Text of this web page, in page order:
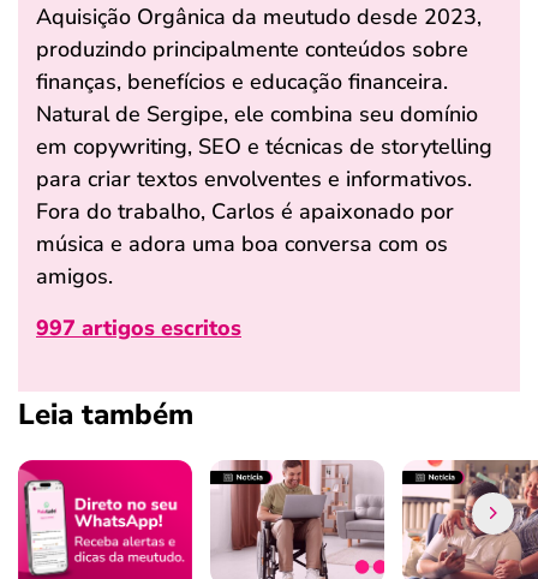
Aquisição Orgânica da meutudo desde 2023,
produzindo principalmente conteúdos sobre
finanças, benefícios e educação financeira.
Natural de Sergipe, ele combina seu domínio
em copywriting, SEO e técnicas de storytelling
para criar textos envolventes e informativos.
Fora do trabalho, Carlos é apaixonado por
música e adora uma boa conversa com os
amigos.
997 artigos escritos
Leia também